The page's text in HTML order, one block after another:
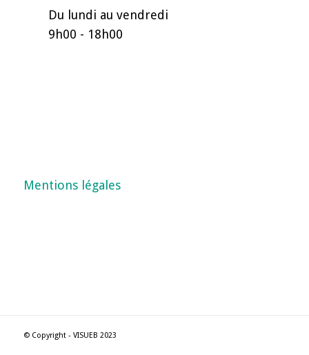
Du lundi au vendredi
9h00 - 18h00
Mentions légales
© Copyright - VISUEB 2023